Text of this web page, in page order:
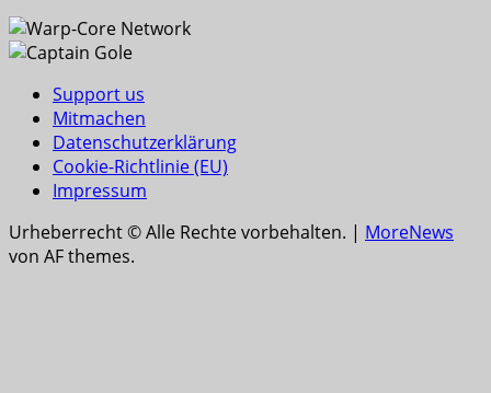
Support us
Mitmachen
Datenschutzerklärung
Cookie-Richtlinie (EU)
Impressum
Urheberrecht © Alle Rechte vorbehalten. | MoreNews
von AF themes.